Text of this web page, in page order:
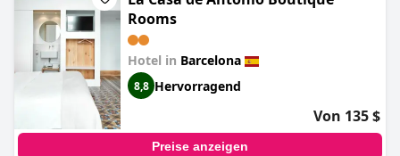
Das freundliche und aufmerksame Personal trägt zum positiven
Gesamterlebnis der Gäste bei, indem es außergewöhnlichen
Service bietet und für eine warme und gastfreundliche
Umgebung sorgt. Darüber hinaus erhöhen praktische
Annehmlichkeiten wie Wasserkocher und Kaffeemaschinen in
den Zimmern den Komfort des Aufenthalts.
Das kulinarische Angebot imHotel Villa Emiliawird mit
Rooms
Hotel in Barcelona
8,8 Hervorragend
Von 135 $
Preise anzeigen